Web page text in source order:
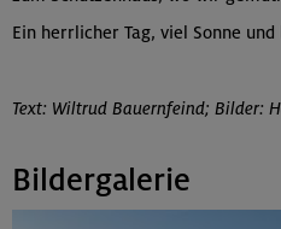
Ein herrlicher Tag, viel Sonne
Text: Wiltrud Bauernfeind; Bilder:
Bildergalerie